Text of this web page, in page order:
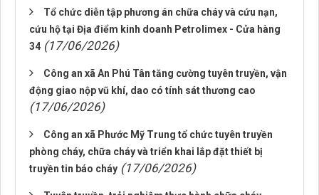
Tổ chức diễn tập phương án chữa cháy và cứu nạn,
cứu hộ tại Địa điểm kinh doanh Petrolimex - Cửa hàng
34 (17/06/2026)
Công an xã An Phú Tân tăng cường tuyên truyền, vận
động giao nộp vũ khí, dao có tính sát thương cao
(17/06/2026)
Công an xã Phước Mỹ Trung tổ chức tuyên truyền
phòng cháy, chữa cháy và triển khai lắp đặt thiết bị
truyền tin báo cháy (17/06/2026)